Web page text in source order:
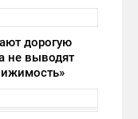
дорогую
не выводят